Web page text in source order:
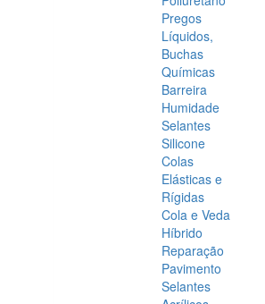
Pregos
Líquidos,
Buchas
Químicas
Barreira
Humidade
Selantes
Silicone
Colas
Elásticas e
Rígidas
Cola e Veda
Híbrido
Reparação
Pavimento
Selantes